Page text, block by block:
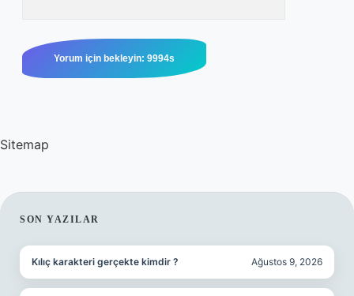
Sitemap
SIDEBAR
SON YAZILAR
Kılıç karakteri gerçekte kimdir ? Ağustos 9, 2026